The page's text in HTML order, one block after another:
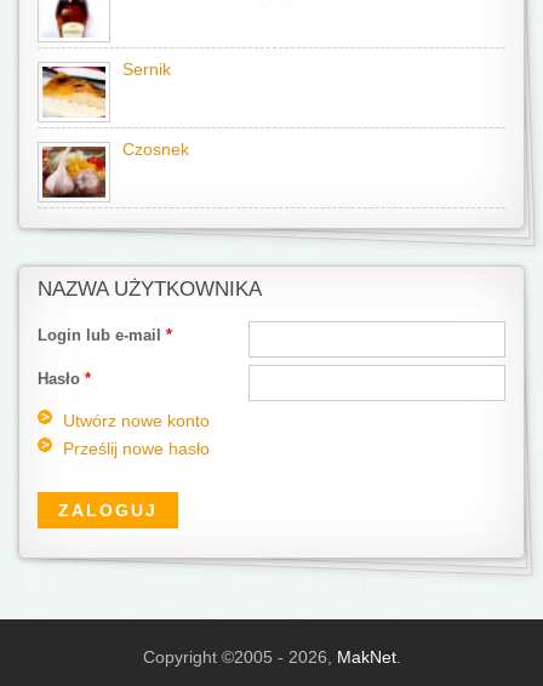
Sernik
Czosnek
NAZWA UŻYTKOWNIKA
Login lub e-mail *
Hasło *
Utwórz nowe konto
Prześlij nowe hasło
Copyright ©2005 - 2026, MakNet.